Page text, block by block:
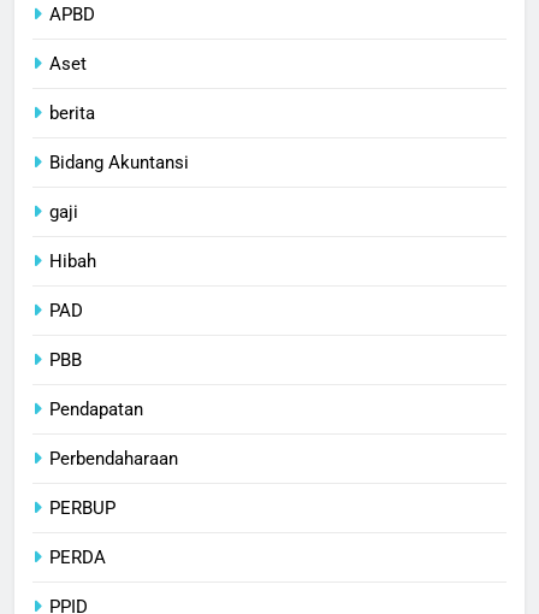
APBD
Aset
berita
Bidang Akuntansi
gaji
Hibah
PAD
PBB
Pendapatan
Perbendaharaan
PERBUP
PERDA
PPID